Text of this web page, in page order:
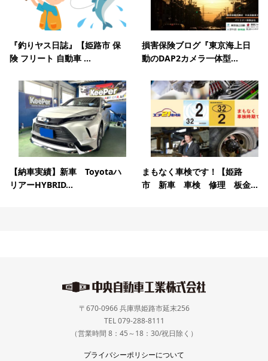
『釣りヤス日誌』【姫路市 保
険 フリート 自動車 ...
損害保険ブログ『東京海上日
動のDAP2カメラ一体型...
【納車実績】新車 Toyotaハ
リアーHYBRID...
まもなく車検です！【姫路
市 新車 車検 修理 板金...
〒670-0966 兵庫県姫路市延末256
TEL 079-288-8111
（営業時間 8：45～18：30/祝日除く）
プライバシーポリシーについて